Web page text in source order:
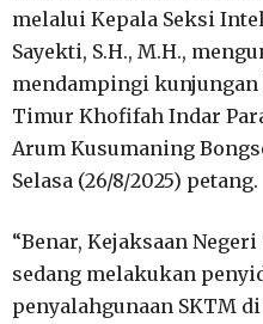
melalui Kepala Seksi
Sayekti, S.H., M.H.,
mendampingi kunjungan
Timur Khofifah Indar
Arum Kusumaning
Selasa (26/8/2025) petang.
“Benar, Kejaksaan
sedang melakukan
penyalahgunaan SKTM